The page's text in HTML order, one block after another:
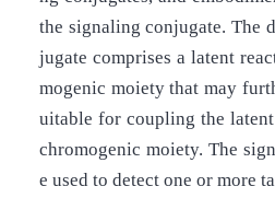
the signaling conjugate. The
jugate comprises a latent
mogenic moiety that may
uitable for coupling the
chromogenic moiety. The
e used to detect one or more